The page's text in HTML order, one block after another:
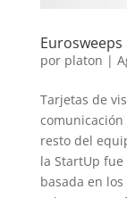
Eurosweeps
por platon |
Tarjetas de
resto del
la StartUp
basada en